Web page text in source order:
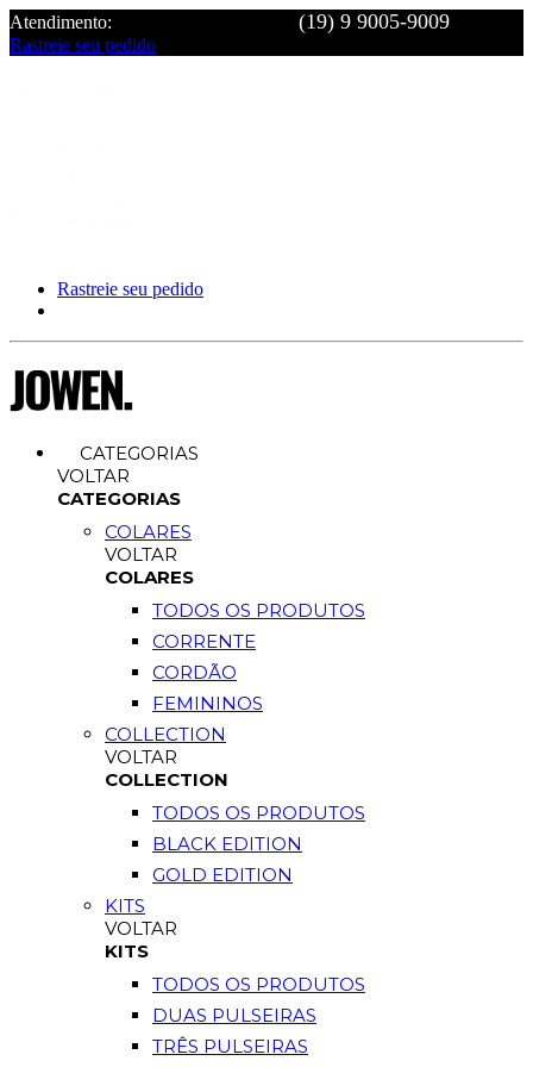
Atendimento:
Rastreie seu pedido
Rastreie seu pedido
CATEGORIAS
VOLTAR
CATEGORIAS
COLARES
VOLTAR
COLARES
TODOS OS PRODUTOS
CORRENTE
CORDÃO
FEMININOS
COLLECTION
VOLTAR
COLLECTION
TODOS OS PRODUTOS
BLACK EDITION
GOLD EDITION
KITS
VOLTAR
KITS
TODOS OS PRODUTOS
DUAS PULSEIRAS
TRÊS PULSEIRAS